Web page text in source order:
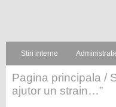
Stiri interne
Pagina principala /
ajutor un strain…”